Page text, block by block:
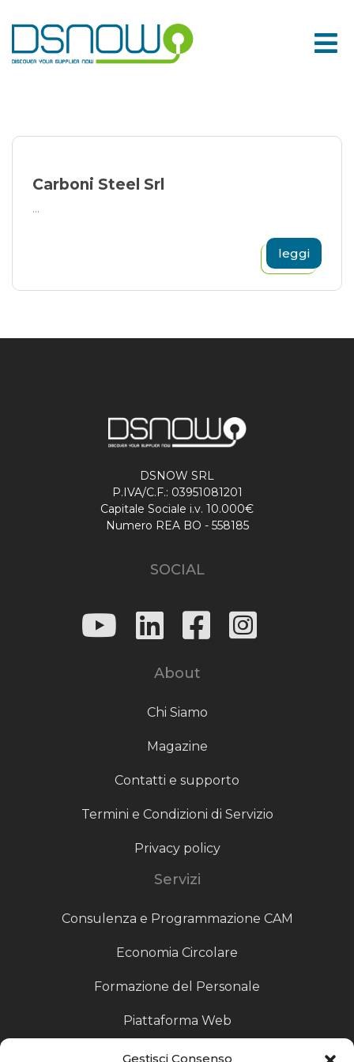
Gestisci Consenso
to
content
Carboni Steel Srl
...
leggi
DSNOW SRL
P.IVA/C.F.: 03951081201
Capitale Sociale i.v. 10.000€
Numero REA BO - 558185
SOCIAL
About
Chi Siamo
Magazine
Contatti e supporto
Termini e Condizioni di Servizio
Privacy policy
Servizi
Consulenza e Programmazione CAM
Economia Circolare
Formazione del Personale
Piattaforma Web
Scouting fornitori